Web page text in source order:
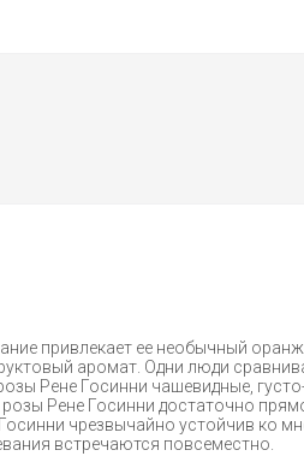
привлекает ее необычный
аромат. Одни люди
Рене Госинни чашевидные,
Рене Госинни достаточно
чрезвычайно устойчив ко
встречаются повсеместно.